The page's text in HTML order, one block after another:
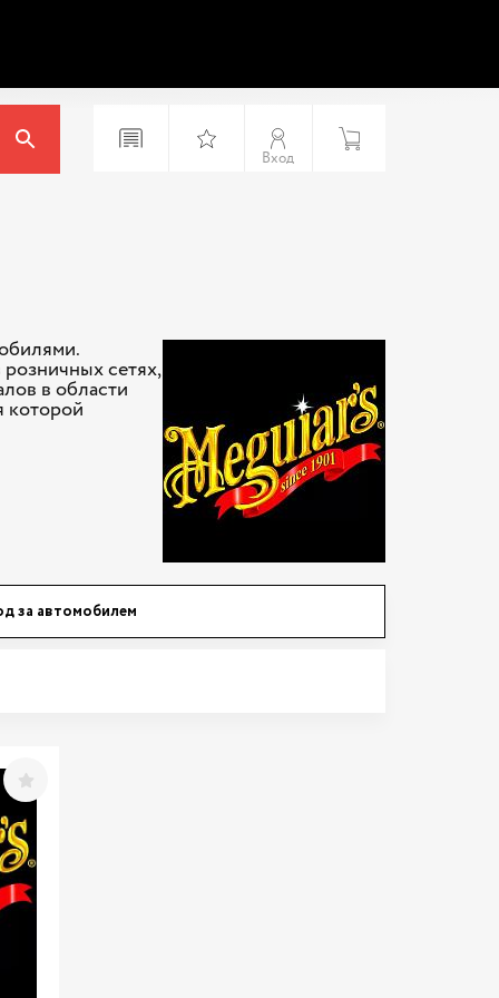
Вход
розничных сетях,
в области
которой
за автомобилем